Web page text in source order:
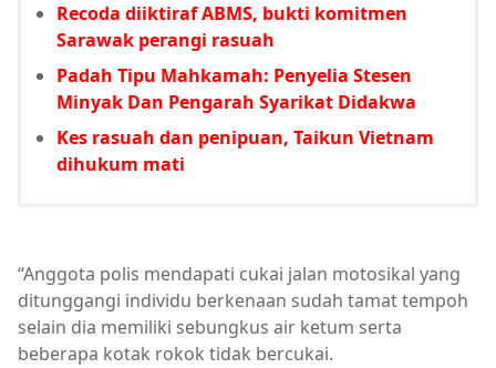
Recoda diiktiraf ABMS, bukti komitmen
Sarawak perangi rasuah
Padah Tipu Mahkamah: Penyelia Stesen
Minyak Dan Pengarah Syarikat Didakwa
Kes rasuah dan penipuan, Taikun Vietnam
dihukum mati
“Anggota polis mendapati cukai jalan motosikal yang
ditunggangi individu berkenaan sudah tamat tempoh
selain dia memiliki sebungkus air ketum serta
beberapa kotak rokok tidak bercukai.